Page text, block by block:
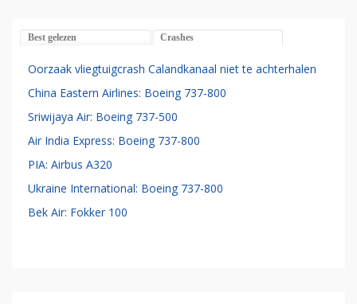
Best gelezen Crashes
Oorzaak vliegtuigcrash Calandkanaal niet te achterhalen
China Eastern Airlines: Boeing 737-800
Sriwijaya Air: Boeing 737-500
Air India Express: Boeing 737-800
PIA: Airbus A320
Ukraine International: Boeing 737-800
Bek Air: Fokker 100